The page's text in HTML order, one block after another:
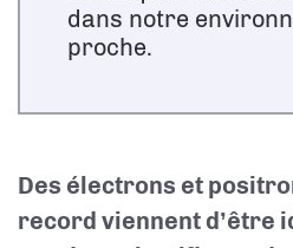
dans notre
proche.
Des électrons et
record viennent d’être